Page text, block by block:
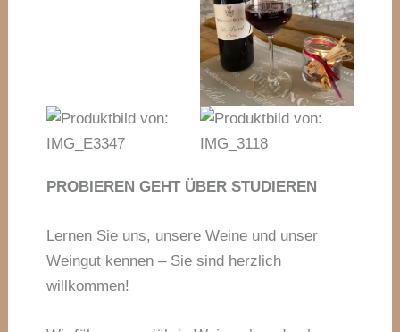
PROBIEREN GEHT ÜBER STUDIEREN
Lernen Sie uns, unsere Weine und unser
Weingut kennen – Sie sind herzlich
willkommen!